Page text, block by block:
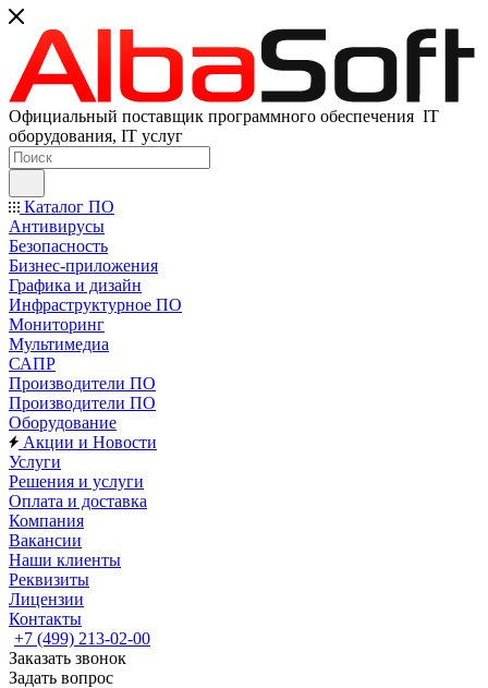
Официальный поставщик программного обеспечения IT
оборудования, IT услуг
Каталог ПО
Антивирусы
Безопасность
Бизнес-приложения
Графика и дизайн
Инфраструктурное ПО
Мониторинг
Мультимедиа
САПР
Производители ПО
Производители ПО
Оборудование
Акции и Новости
Услуги
Решения и услуги
Оплата и доставка
Компания
Вакансии
Наши клиенты
Реквизиты
Лицензии
Контакты
+7 (499) 213-02-00
Заказать звонок
Задать вопрос